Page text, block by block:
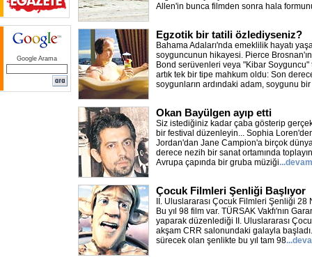
Google Arama
Allen'in bunca filmden sonra hala
Egzotik bir tatili özlediyseniz?
Bahama Adaları'nda emeklilik hayatı
soyguncunun hikayesi. Pierce Brosnan'ın
Bond serüvenleri veya "Kibar Soyguncu"
artık tek bir tipe mahkum oldu: Son
soygunların ardındaki adam, soygunu
Okan Bayülgen ayıp etti
Siz istediğiniz kadar çaba gösterip
bir festival düzenleyin... Sophia
Jordan'dan Jane Campion'a birçok dünya
derece nezih bir sanat ortamında
Avrupa çapında bir gruba müziği
Çocuk Filmleri Şenliği Başlıyor
II. Uluslararası Çocuk Filmleri Şenliği
Bu yıl 98 film var. TÜRSAK Vakfı'nın
yaparak düzenlediği II. Uluslararası
akşam CRR salonundaki galayla
sürecek olan şenlikte bu yıl tam 98